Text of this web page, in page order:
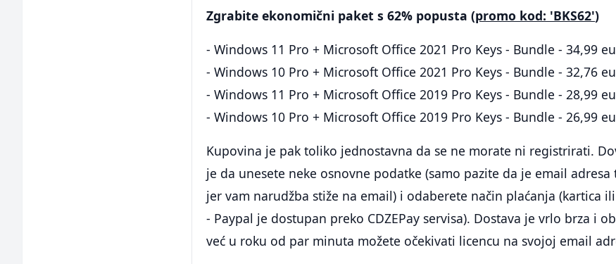
Zgrabite ekonomični paket s 62% popusta (promo kod: 'BKS62')
- Windows 11 Pro + Microsoft Office 2021 Pro Keys - Bundle - 34,99
- Windows 10 Pro + Microsoft Office 2021 Pro Keys - Bundle - 32,76
- Windows 11 Pro + Microsoft Office 2019 Pro Keys - Bundle - 28,99
- Windows 10 Pro + Microsoft Office 2019 Pro Keys - Bundle - 26,99
Kupovina je pak toliko jednostavna da se ne morate ni registrirati.
je da unesete neke osnovne podatke (samo pazite da je email adresa
jer vam narudžba stiže na email) i odaberete način plaćanja (kartica
- Paypal je dostupan preko CDZEPay servisa). Dostava je vrlo brza i
već u roku od par minuta možete očekivati licencu na svojoj email